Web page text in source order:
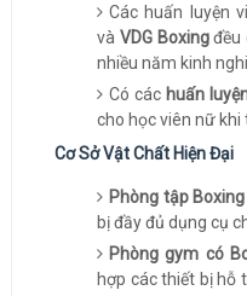
Các huấn luyện
và VDG Boxingđều
nhiều năm kinh
Có các huấn
cho học viên nữ khi
Cơ Sở Vật Chất Hiện Đại
Phòng tập
bị đầy đủ dụng cụ
Phòng gym có
hợp các thiết bị hỗ